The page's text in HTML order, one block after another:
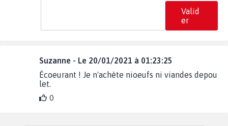
Valid
er
Suzanne - Le 20/01/2021 à 01:23:25
Écoeurant ! Je n'achète nioeufs ni viandes depou
let.
0